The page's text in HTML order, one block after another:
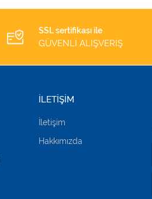
SSL sertifikası ile
GÜVENLİ ALIŞVERİŞ
İLETİŞİM
İletişim
Hakkımızda